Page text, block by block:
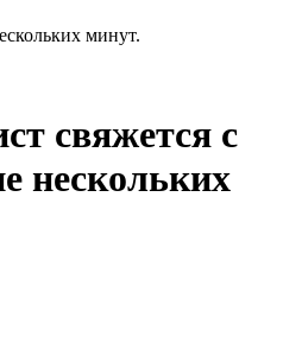
минут.
свяжется с
нескольких